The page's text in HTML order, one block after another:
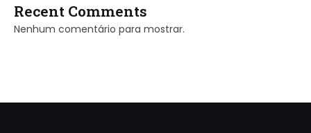
Recent Comments
Nenhum comentário para mostrar.